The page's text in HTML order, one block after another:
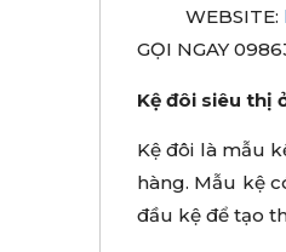
WEBSITE:
GỌI NGAY
Kệ đôi siêu thị
Kệ đôi là mẫu
hàng. Mẫu kệ
đầu kệ để tạo